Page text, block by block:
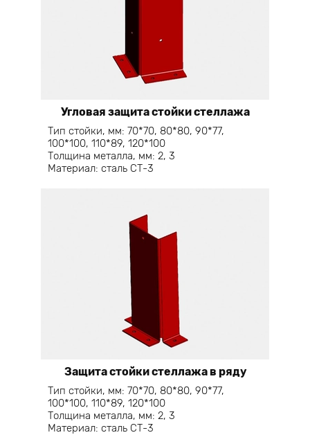
Угловая защита стойки стеллажа
Тип стойки, мм: 70*70, 80*80, 90*77,
100*100, 110*89, 120*100
Толщина металла, мм: 2, 3
Материал: сталь СТ-3
Защита стойки стеллажа в ряду
Тип стойки, мм: 70*70, 80*80, 90*77,
100*100, 110*89, 120*100
Толщина металла, мм: 2, 3
Материал: сталь СТ-3